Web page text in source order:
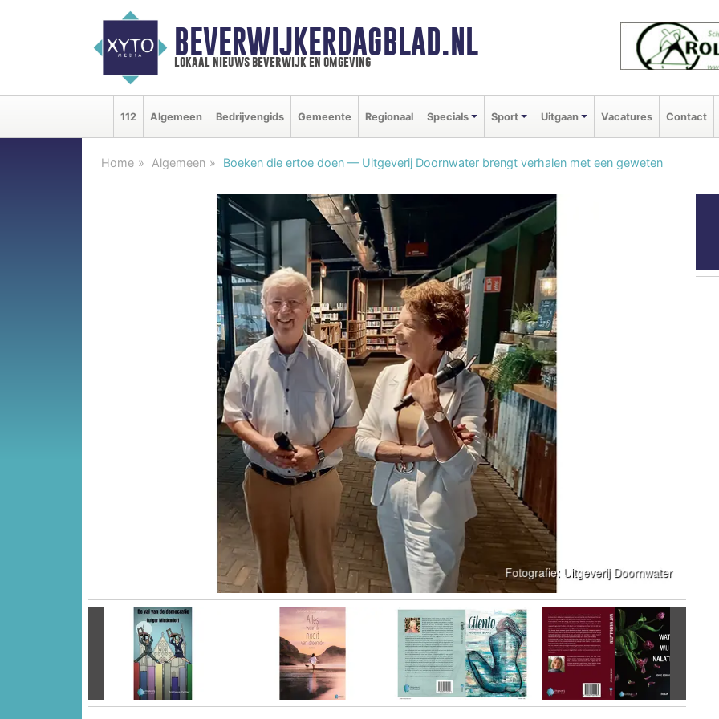
BEVERWIJKERDAGBLAD.NL
lokaal nieuws beverwijk en omgeving
112 Algemeen Bedrijvengids Gemeente Regionaal Specials Sport Uitgaan Vacatures Contact
Home Algemeen Boeken die ertoe doen — Uitgeverij Doornwater brengt verhalen met een geweten